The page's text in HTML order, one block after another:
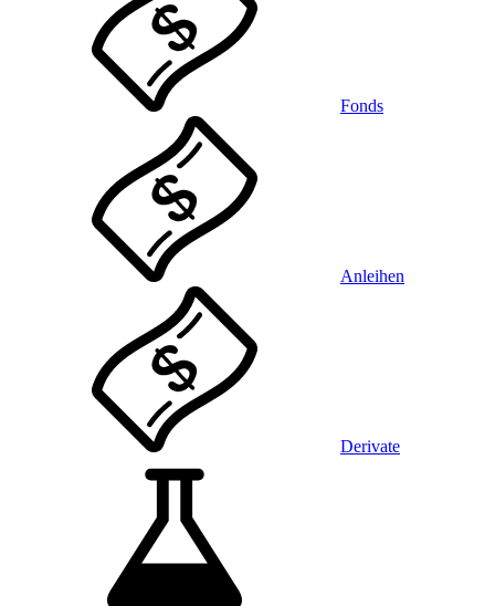
Fonds
Anleihen
Derivate